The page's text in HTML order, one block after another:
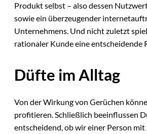
Produkt selbst – also dessen
sowie ein überzeugender
Unternehmens. Und nicht zuletzt
rationaler Kunde eine entscheidende
Düfte im Alltag
Von der Wirkung von Gerüchen
profitieren. Schließlich beeinflussen
entscheidend, ob wir einer Person